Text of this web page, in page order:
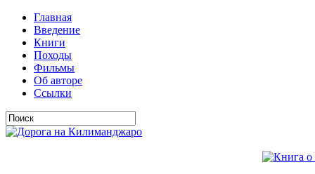
Главная
Введение
Книги
Походы
Фильмы
Об авторе
Ссылки